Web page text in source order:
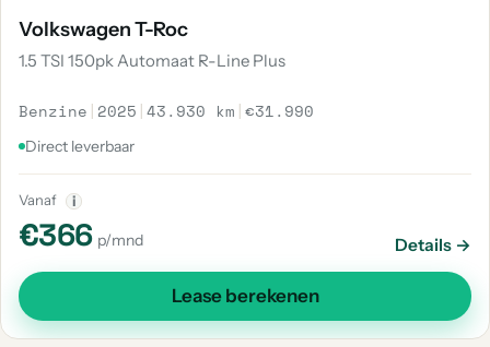
Volkswagen T-Roc
1.5 TSI 150pk Automaat R-Line Plus
Benzine | 2025 |43.930 km |€31.990
Direct leverbaar
Vanaf i
€366 p/mnd Details →
Lease berekenen